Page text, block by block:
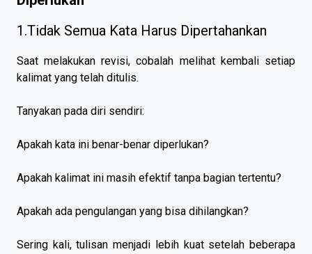
1.Tidak Semua Kata Harus Dipertahankan
Saat melakukan revisi, cobalah melihat kembali setiap
kalimat yang telah ditulis.
Tanyakan pada diri sendiri:
Apakah kata ini benar-benar diperlukan?
Apakah kalimat ini masih efektif tanpa bagian tertentu?
Apakah ada pengulangan yang bisa dihilangkan?
Sering kali, tulisan menjadi lebih kuat setelah beberapa